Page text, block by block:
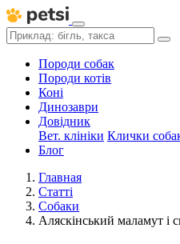
Породи собак
Породи котів
Коні
Динозаври
Довідник
Вет. клініки Клички
Блог
Главная
Статті
Собаки
Аляскінський маламут і